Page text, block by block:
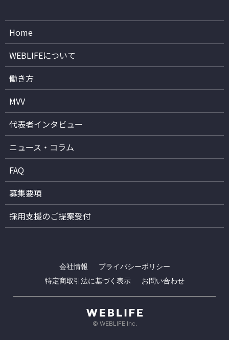
Home
WEBLIFEについて
働き方
MVV
代表者インタビュー
ニュース・コラム
FAQ
募集要項
採用支援のご提案受付
会社情報
プライバシーポリシー
特定商取引法に基づく表示
お問い合わせ
© WEBLIFE Inc.